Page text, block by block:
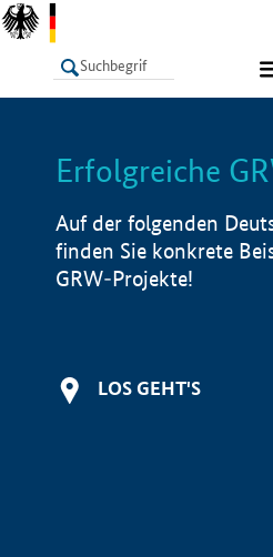
LISTE
Erfolgreiche
Auf der folgenden
finden Sie konkrete
GRW-Projekte!
LOS GEHT'S